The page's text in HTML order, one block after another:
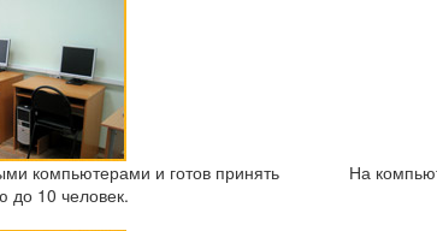
компьютерами и готов принять
до 10 человек.
На